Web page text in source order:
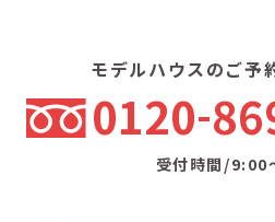
モデルハウスのご予
0120
受付時間/9:00